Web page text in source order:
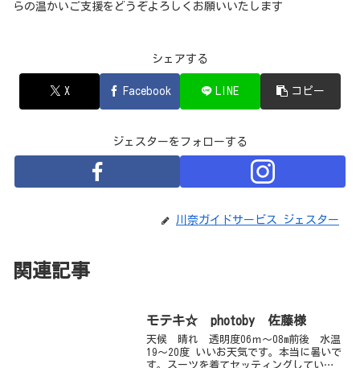
らの温かいご支援をどうぞよろしくお願いいたします
シェアする
X Facebook LINE コピー
ジェスターをフォローする
川奈ガイドサービス ジェスター
関連記事
モテキ☆ photoby 佐藤様
天候 晴れ 透明度06ｍ～08m前後 水温
19～20度 いいお天気です。本当に暑いで
す。スーツを着てセッティングしている